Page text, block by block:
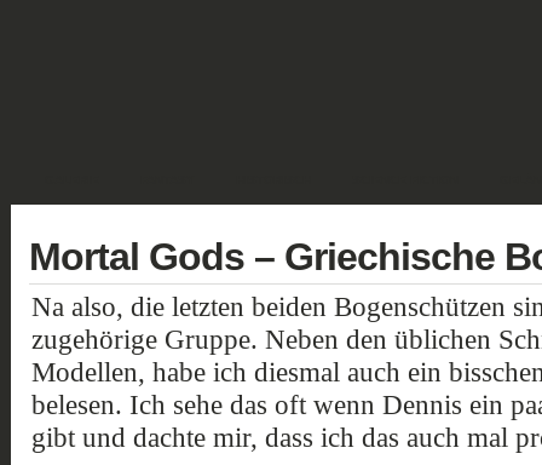
Mortal Gods – Griechische
Na also, die letzten beiden Bogenschützen
zugehörige Gruppe. Neben den üblichen
Modellen, habe ich diesmal auch ein
belesen. Ich sehe das oft wenn Dennis ein
gibt und dachte mir, dass ich das auch mal